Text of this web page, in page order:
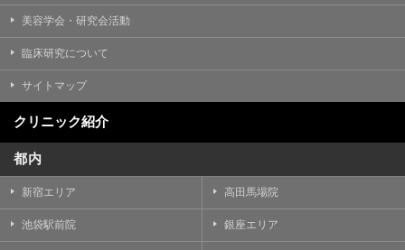
美容学会・研究会活動
臨床研究について
サイトマップ
クリニック紹介
都内
新宿エリア 高田馬場院
池袋駅前院 銀座エリア